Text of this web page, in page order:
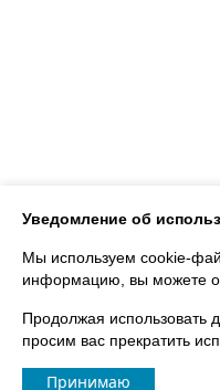
Уведомление об
Мы используем cookie-
информацию, вы можете
Продолжая использовать
просим вас прекратить
Принимаю